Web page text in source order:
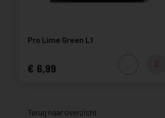
Pro Lime Green L1
6,99
Terug naar overzicht